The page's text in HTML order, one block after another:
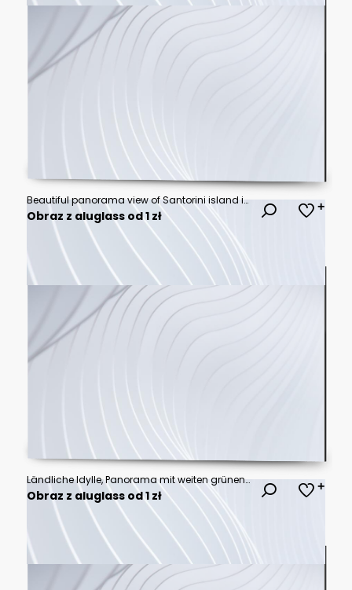
Beautiful panorama view of Santorini island in Greece at sunrise with dramatic sky.
Obraz z aluglass od 1 zł
Ländliche Idylle, Panorama mit weiten grünen Wiesen und blauem Himmel
Obraz z aluglass od 1 zł